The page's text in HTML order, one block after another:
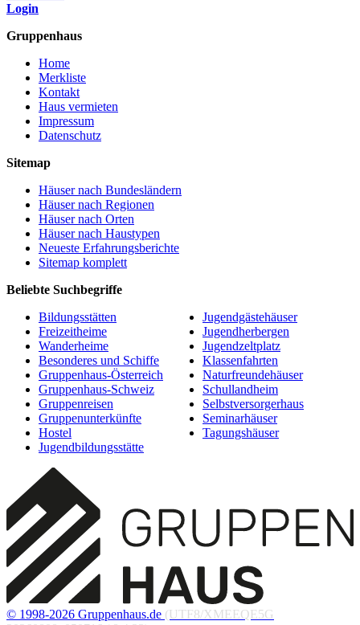
Login
Gruppenhaus
Home
Merkliste
Kontakt
Haus vermieten
Impressum
Datenschutz
Sitemap
Häuser nach Bundesländern
Häuser nach Regionen
Häuser nach Orten
Häuser nach Haustypen
Neueste Erfahrungsberichte
Sitemap komplett
Beliebte Suchbegriffe
Bildungsstätten
Freizeitheime
Wanderheime
Besonderes und Schiffe
Gruppenhaus-Österreich
Gruppenhaus-Schweiz
Gruppenreisen
Gruppenunterkünfte
Hostel
Jugendbildungsstätte
Jugendgästehäuser
Jugendherbergen
Jugendzeltplatz
Klassenfahrten
Naturfreundehäuser
Schullandheim
Selbstversorgerhaus
Seminarhäuser
Tagungshäuser
© 1998-2026 Gruppenhaus.de (UTF8/XMEEQE5G